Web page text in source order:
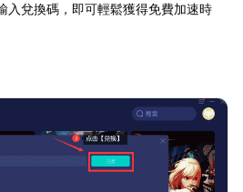
入兌換碼，即可輕鬆獲得免費加速時